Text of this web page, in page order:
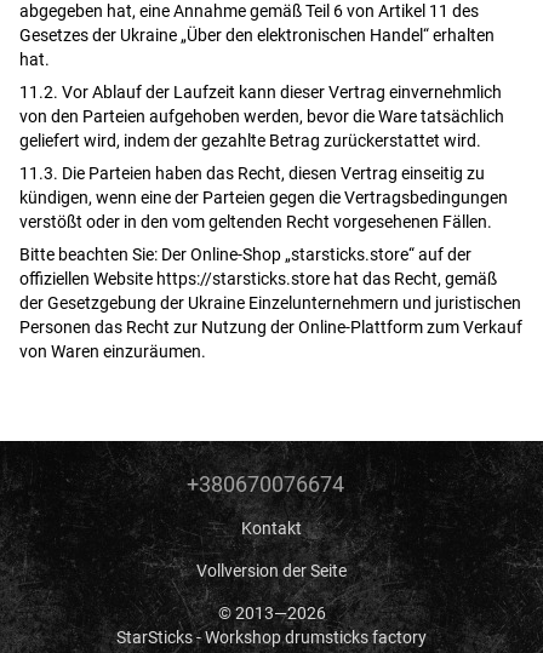
abgegeben hat, eine Annahme gemäß Teil 6 von Artikel 11 des
Gesetzes der Ukraine „Über den elektronischen Handel“ erhalten
hat.
11.2. Vor Ablauf der Laufzeit kann dieser Vertrag einvernehmlich
von den Parteien aufgehoben werden, bevor die Ware tatsächlich
geliefert wird, indem der gezahlte Betrag zurückerstattet wird.
11.3. Die Parteien haben das Recht, diesen Vertrag einseitig zu
kündigen, wenn eine der Parteien gegen die Vertragsbedingungen
verstößt oder in den vom geltenden Recht vorgesehenen Fällen.
Bitte beachten Sie: Der Online-Shop „starsticks.store“ auf der
offiziellen Website https://starsticks.store hat das Recht, gemäß
der Gesetzgebung der Ukraine Einzelunternehmern und juristischen
Personen das Recht zur Nutzung der Online-Plattform zum Verkauf
von Waren einzuräumen.
+380670076674
Kontakt
Vollversion der Seite
© 2013—2026
StarSticks - Workshop drumsticks factory